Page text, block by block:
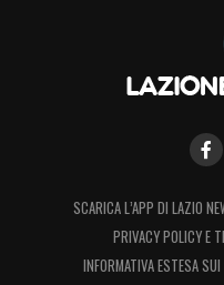
SCARICA L’APP DI LAZIO
PRIVACY POLICY E
INFORMATIVA ESTESA